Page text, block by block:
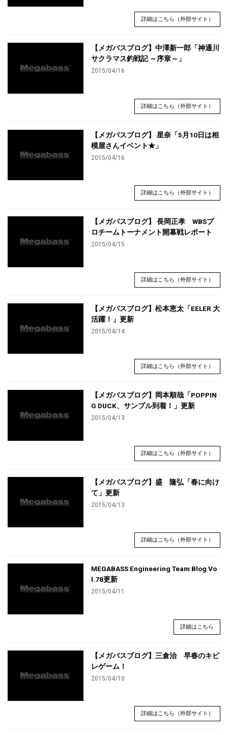
詳細はこちら（外部サイト）
【メガバスブログ】中澤新一郎「神通川
サクラマス釣戦記 ～序章～」
2015/04/16
詳細はこちら（外部サイト）
【メガバスブログ】 星奈「5月10日は相
模屋さんイベント★」
2015/04/16
詳細はこちら（外部サイト）
【メガバスブログ】 長岡正孝 WBSプ
ロチームトーナメント開幕戦レポート
2015/04/15
詳細はこちら（外部サイト）
【メガバスブログ】松本恵太「EELER 大
活躍！」更新
2015/04/14
詳細はこちら（外部サイト）
【メガバスブログ】岡本順哉「POPPIN
G DUCK、サンプル到着！」更新
2015/04/13
詳細はこちら（外部サイト）
【メガバスブログ】盛 隆弘「春に向け
て」更新
2015/04/13
詳細はこちら（外部サイト）
MEGABASS Engineering Team Blog Vo
l.78更新
2015/04/11
詳細はこちら
【メガバスブログ】三倉治 早春のキビ
レゲーム！
2015/04/10
詳細はこちら（外部サイト）